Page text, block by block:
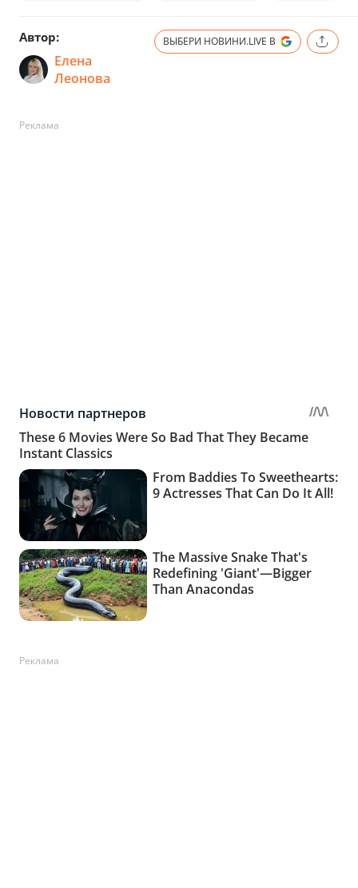
Автор:
Елена
Леонова
ВЫБЕРИ НОВИНИ.LIVE В
Реклама
Реклама